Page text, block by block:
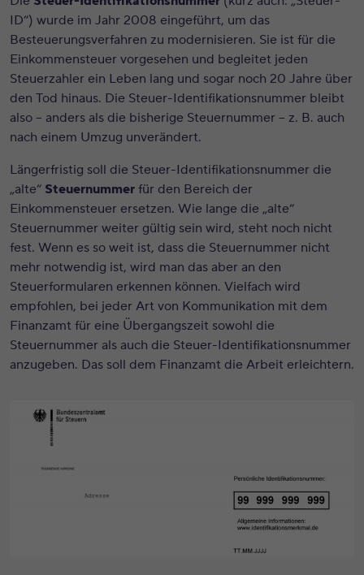
ID“) wurde im Jahr 2008 eingeführt, um das
Besteuerungsverfahren zu modernisieren. Sie ist für die
Einkommensteuer vorgesehen und begleitet jeden
Steuerzahler ein Leben lang und sogar noch 20 Jahre über
den Tod hinaus. Die Steuer-Identifikationsnummer bleibt
also – anders als die bisherige Steuernummer – z. B. auch
nach einem Umzug unverändert.
Längerfristig soll die Steuer-Identifikationsnummer die
„alte“ Steuernummer für den Bereich der
Einkommensteuer ersetzen. Wie lange die „alte“
Steuernummer weiter gültig sein wird, steht noch nicht
fest. Wenn es so weit ist, dass die Steuernummer nicht
mehr notwendig ist, wird man das aber an den
Steuerformularen erkennen können. Vielfach wird
empfohlen, bei jeder Art von Kommunikation mit dem
Finanzamt für eine Übergangszeit sowohl die
Steuernummer als auch die Steuer-Identifikationsnummer
anzugeben. Das soll dem Finanzamt die Arbeit erleichtern.